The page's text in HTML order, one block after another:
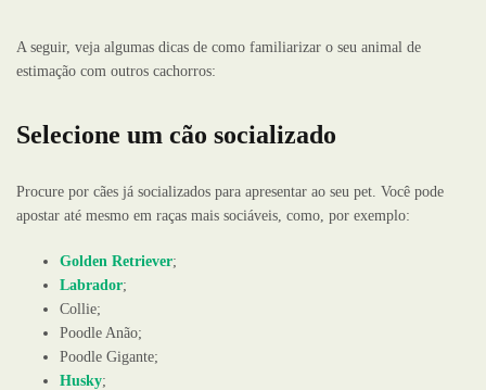
A seguir, veja algumas dicas de como familiarizar o seu animal de
estimação com outros cachorros:
Selecione um cão socializado
Procure por cães já socializados para apresentar ao seu pet. Você pode
apostar até mesmo em raças mais sociáveis, como, por exemplo:
Golden Retriever;
Labrador;
Collie;
Poodle Anão;
Poodle Gigante;
Husky;